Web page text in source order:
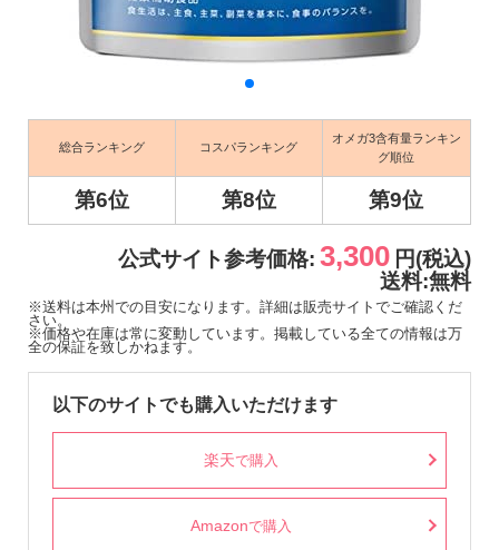
総合ランキング コスパランキング
オメガ3含有量ランキン
グ順位
第6位 第8位 第9位
公式サイト参考価格: 3,300 円(税込)
送料:無料
※送料は本州での目安になります。詳細は販売サイトでご確認くだ
さい。
※価格や在庫は常に変動しています。掲載している全ての情報は万
全の保証を致しかねます。
以下のサイトでも購入いただけます
楽天で購入
Amazonで購入